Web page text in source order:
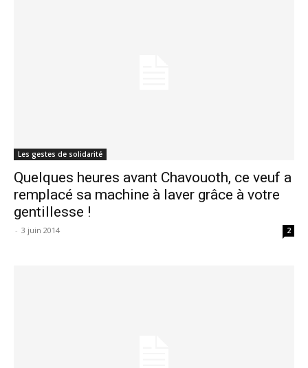
Les gestes de solidarité
Quelques heures avant Chavouoth, ce veuf a
remplacé sa machine à laver grâce à votre
gentillesse !
- 3 juin 2014 2